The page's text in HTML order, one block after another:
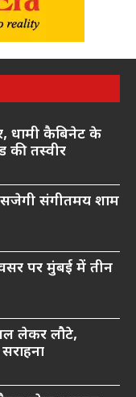
धामी कैबिनेट के
की तस्वीर
सजेगी संगीतमय शाम
पर मुंबई में तीन
लेकर लौटे,